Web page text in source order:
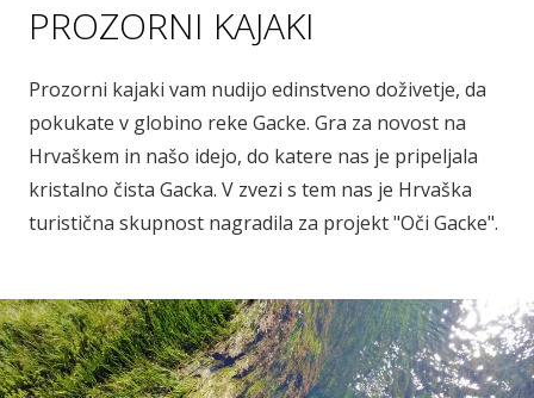
PROZORNI KAJAKI
Prozorni kajaki vam nudijo edinstveno doživetje, da
pokukate v globino reke Gacke. Gra za novost na
Hrvaškem in našo idejo, do katere nas je pripeljala
kristalno čista Gacka. V zvezi s tem nas je Hrvaška
turistična skupnost nagradila za projekt "Oči Gacke".